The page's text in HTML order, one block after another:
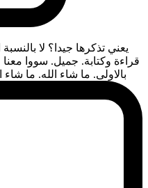
يعني تذكرها جيدا؟ لا
قراءة وكتابة. جميل. سووا معنا
بالاولى. ما شاء الله. ما شاء